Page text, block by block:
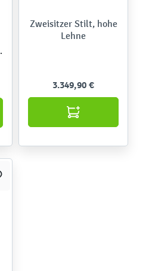
E
Zweisitzer Stilt, hohe
Lehne
3.349,90 €